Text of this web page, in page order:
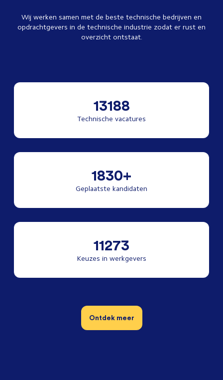
Wij werken samen met de beste technische bedrijven en
opdrachtgevers in de technische industrie zodat er rust en
overzicht ontstaat.
13188
Technische vacatures
1830+
Geplaatste kandidaten
11273
Keuzes in werkgevers
Ontdek meer